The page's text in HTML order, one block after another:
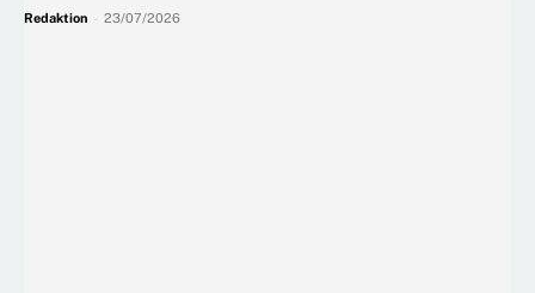
Redaktion 23/07/2026